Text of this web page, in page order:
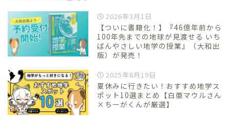
2026年3月1日
【ついに書籍化！】『46億年前から
100年先までの地球が見渡せる いち
ばんやさしい地学の授業』（大和出
版）が発売！
2025年8月19日
夏休みに行きたい！おすすめ地学ス
ポット10選まとめ【白亜マウルさん
×ちーがくんが厳選】